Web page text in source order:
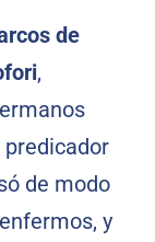
de
,
predicador
de modo
y